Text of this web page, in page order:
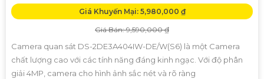
Giá Khuyến Mại: 5,980,000 ₫
Giá Bán: 9,590,000 ₫
Camera quan sát DS-2DE3A404IW-DE/W(S6) là một Camera
chất lượng cao với các tính năng đáng kinh ngạc. Với độ phân
giải 4MP, camera cho hình ảnh sắc nét và rõ ràng